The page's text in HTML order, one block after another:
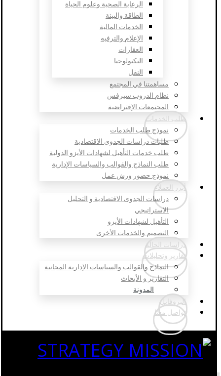
الرعاية الصحية وعلوم الحياة
الطاقة والبيئة
الخدمات المالية
الإعلام والترفيه
العقارات
التكنولوجيا
النقل
مساهمتنا في المجتمع
نظام الدروب سيرفس
المجتمعات الإفتراضية
طلب الخدمات
نموذج طلب الخدمات
طلبات دراسات الجدوى الاقتصادية
طلب خدمات التأهيل لشهادات الأيزو الدولية
طلب النماذج والقوالب والسياسات الإدارية
نموذج حضور ورش عمل
أبرز العملاء
دراسات الجدوى الاقتصادية و التحليل
الاستراتيجي
التأهيل لشهادات الأيزو
التصميم والخدمات الأخرى
دراسات الحالة
تقارير وتحليلات
النماذج والقوالب والسياسات الإدارية المجانية
التقارير و الأبحاث
المدونة
البروفايل
تواصل معنا